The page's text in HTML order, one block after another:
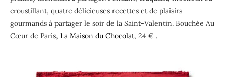
croustillant, quatre délicieuses recettes et de plaisirs
gourmands à partager le soir de la Saint-Valentin. Bouchée Au
Cœur de Paris, La Maison du Chocolat, 24 € .